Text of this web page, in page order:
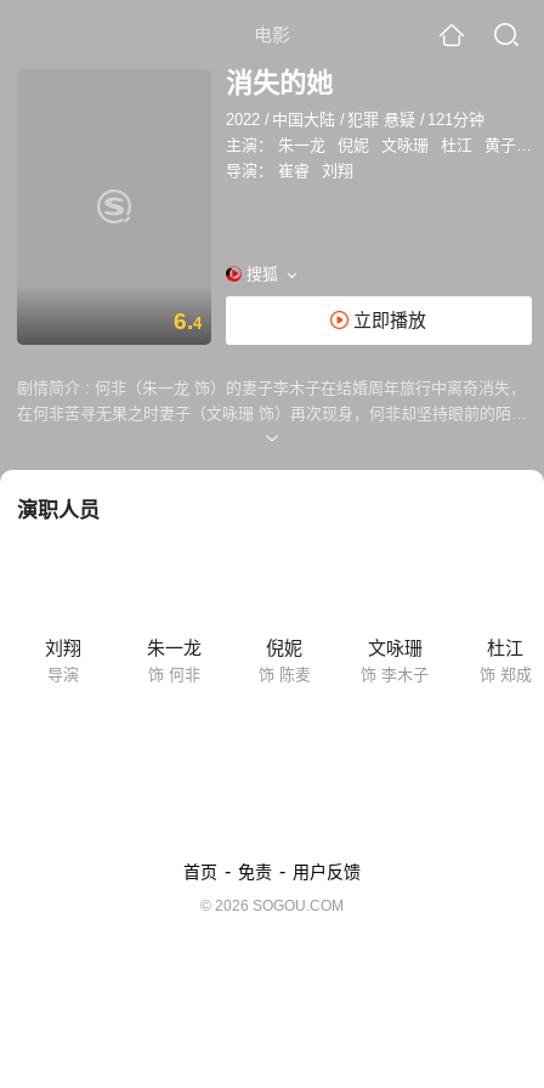
电影
6.4
消失的她
2022 / 中国大陆 /犯罪 悬疑 / 121分钟
主演：
朱一龙 倪妮 文咏珊 杜江 黄子琪
导演：
崔睿 刘翔
搜狐
立即播放
剧情简介 : 何非（朱一龙 饰）的妻子李木子在结婚周年旅行中离奇消失，
在何非苦寻无果之时妻子（文咏珊 饰）再次现身，何非却坚持眼前的陌生
女人并非妻子，妻子拿出了身份证明进行自证，夫妻二人似乎都有不可告
для одинокого мужчины》。
演职人员
刘翔
导演
朱一龙
饰 何非
倪妮
饰 陈麦
文咏珊
饰 李木子
杜江
饰 郑成
首页 - 免责 - 用户反馈
© 2026 SOGOU.COM